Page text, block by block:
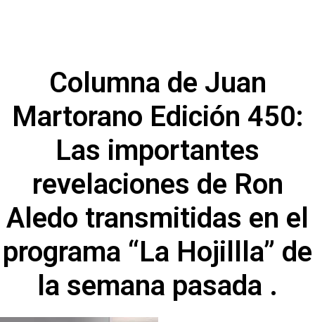
Columna de Juan
Martorano Edición 450:
Las importantes
revelaciones de Ron
Aledo transmitidas en el
programa “La Hojillla” de
la semana pasada .